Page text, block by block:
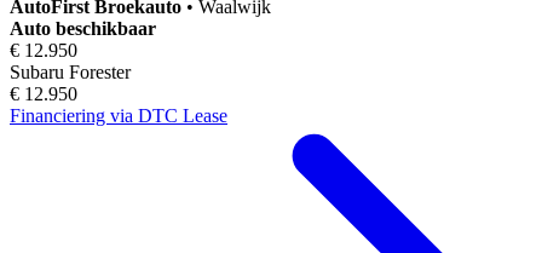
AutoFirst Broekauto • Waalwijk
Auto beschikbaar
€ 12.950
Subaru Forester
€ 12.950
Financiering via DTC Lease